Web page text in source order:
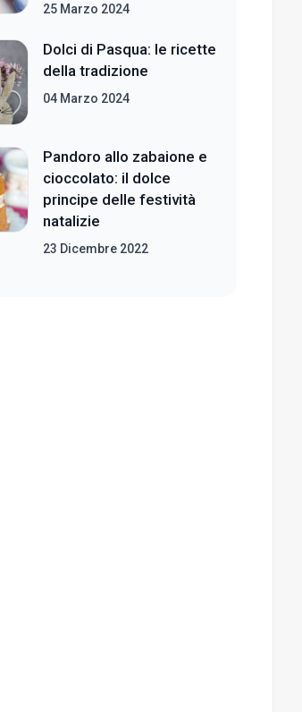
25 Marzo 2024
Dolci di Pasqua: le ricette
della tradizione
04 Marzo 2024
Pandoro allo zabaione e
cioccolato: il dolce
principe delle festività
natalizie
23 Dicembre 2022